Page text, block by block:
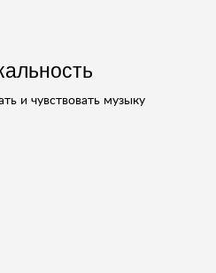
и чувствовать музыку